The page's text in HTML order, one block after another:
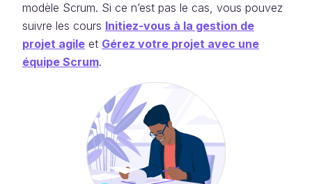
modèle Scrum. Si ce n’est pas le cas, vous pouvez
suivre les cours Initiez-vous à la gestion de
projet agile et Gérez votre projet avec une
équipe Scrum.